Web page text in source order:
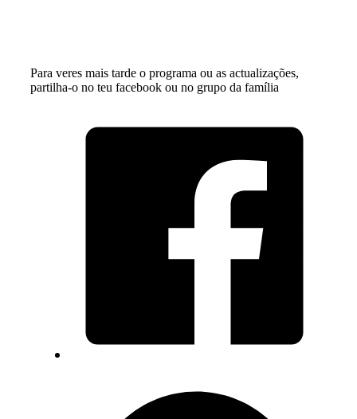
Para veres mais tarde o programa ou as actualizações,
partilha-o no teu facebook ou no grupo da família